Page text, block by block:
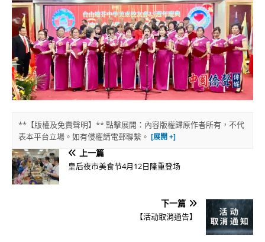
**【版權及免責聲明】** 點擊展開：內容版權歸原作者所有，不代
表本平台立場。如有侵權請電郵聯繫。
上一篇
皇后夜市美食节4月12日隆重登场
下一篇
【活动取消通告】